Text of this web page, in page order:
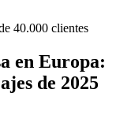
40.000 clientes
en Europa:
de 2025